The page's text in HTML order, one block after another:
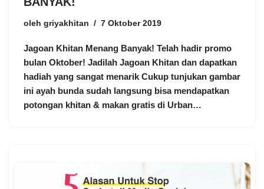
oleh griyakhitan 7 Oktober 2019
Jagoan Khitan Menang Banyak! Telah hadir promo
bulan Oktober! Jadilah Jagoan Khitan dan dapatkan
hadiah yang sangat menarik Cukup tunjukan gambar
ini ayah bunda sudah langsung bisa mendapatkan
potongan khitan & makan gratis di Urban…